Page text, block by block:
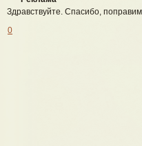
Здравствуйте. Спасибо,
0